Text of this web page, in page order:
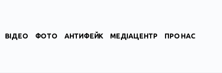
ВІДЕО ФОТО АНТИФЕЙК МЕДІАЦЕНТР ПРО НАС